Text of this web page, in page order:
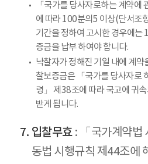
「국가를 당사자로하는 계약에
에 따라 100분의5 이상(단서조
기간을 정하여 고시한 경우에는
증금을 납부 하여야 합니다.
낙찰자가 정해진 기일 내에 계약
찰보증금은 「국가를 당사자로
령」 제38조에 따라 국고에 귀
받게 됩니다.
입찰무효 : 「국가계약법
동법 시행규칙 제44조에